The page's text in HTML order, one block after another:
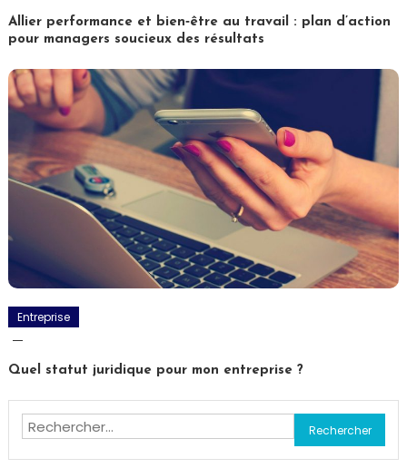
Allier performance et bien‑être au travail : plan d’action
pour managers soucieux des résultats
Entreprise
Quel statut juridique pour mon entreprise ?
Rechercher :